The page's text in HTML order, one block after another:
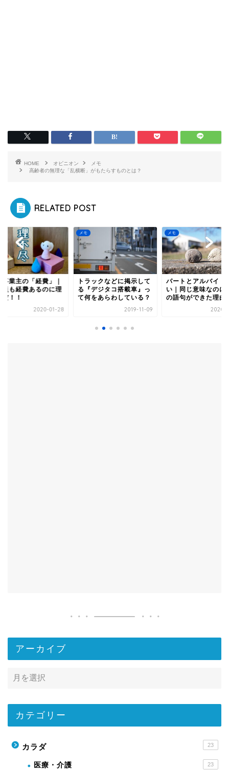
HOME オピニオン
メモ
高齢者の無理な「乱横断」がもたらすものとは？
RELATED POST
事業主の「経費」｜
員も経費あるのに理
！！
2020-01-28
メモ
トラックなどに掲示して
る『デジタコ搭載車』っ
て何をあらわしている？
2019-11-09
メモ
パートとアルバイト
い｜同じ意味なのに
の語句ができた理由
2020-
アーカイブ
カテゴリー
カラダ 23
医療・介護 23